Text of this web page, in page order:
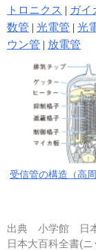
トロニクス | ガイ
数管 | 光電管 | 光
ウン管 | 放電管
受信管の構造（高
出典 小学館 日
日本大百科全書(